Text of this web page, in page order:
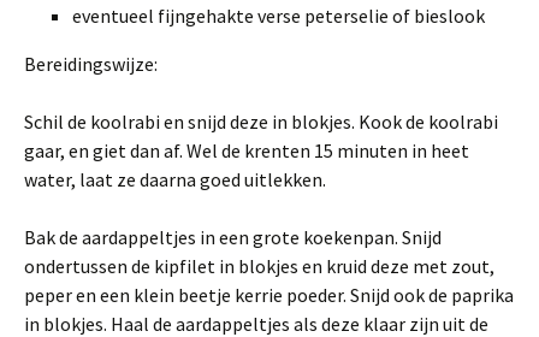
eventueel fijngehakte verse peterselie of bieslook
Bereidingswijze:
Schil de koolrabi en snijd deze in blokjes. Kook de koolrabi
gaar, en giet dan af. Wel de krenten 15 minuten in heet
water, laat ze daarna goed uitlekken.
Bak de aardappeltjes in een grote koekenpan. Snijd
ondertussen de kipfilet in blokjes en kruid deze met zout,
peper en een klein beetje kerrie poeder. Snijd ook de paprika
in blokjes. Haal de aardappeltjes als deze klaar zijn uit de